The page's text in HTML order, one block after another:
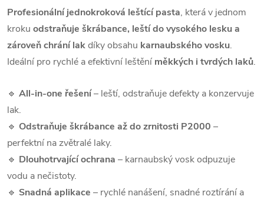
Profesionální jednokroková leštící pasta, která v jednom
kroku odstraňuje škrábance, leští do vysokého lesku a
zároveň chrání lakdíky obsahu karnaubského vosku.
Ideální pro rychlé a efektivní leštění měkkých i tvrdých laků.
🔹 All-in-one řešení– leští, odstraňuje defekty a konzervuje
lak.
🔹 Odstraňuje škrábance až do zrnitosti P2000 –
perfektní na zvětralé laky.
🔹 Dlouhotrvající ochrana – karnaubský vosk odpuzuje
vodu a nečistoty.
🔹 Snadná aplikace – rychlé nanášení, snadné roztírání a